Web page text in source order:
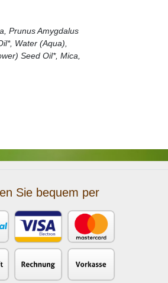
Prunus Amygdalus
Water (Aqua),
Seed Oil*, Mica,
Sie bequem per